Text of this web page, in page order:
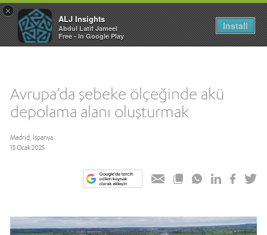
×
ALJ Insights
Abdul Latif Jameel
Free - In Google Play
Install
Toggle
navigation
Avrupa’da şebeke ölçeğinde akü
depolama alanı oluşturmak
Madrid, İspanya
15 Ocak 2025